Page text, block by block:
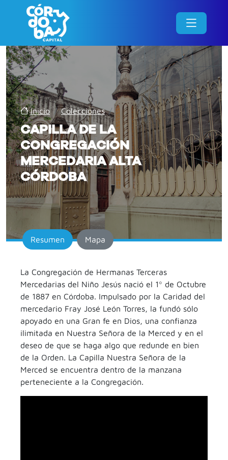
Inicio / Colecciones /
CAPILLA DE LA
CONGREGACIÓN
MERCEDARIA ALTA
CÓRDOBA
Resumen Mapa
La Congregación de Hermanas Terceras
Mercedarias del Niño Jesús nació el 1º de Octubre
de 1887 en Córdoba. Impulsado por la Caridad del
mercedario Fray José León Torres, la fundó sólo
apoyado en una Gran fe en Dios, una confianza
ilimitada en Nuestra Señora de la Merced y en el
deseo de que se haga algo que redunde en bien
de la Orden. La Capilla Nuestra Señora de la
Merced se encuentra dentro de la manzana
perteneciente a la Congregación.